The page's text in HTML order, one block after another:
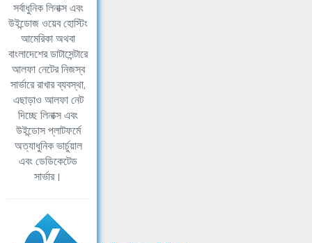
সর্বাধুনিক লিনাক্স এবং
উইন্ডোজ ওয়েব হোস্টিং
আমেরিকা অথবা
বাংলাদেশের ডাটাসেন্টারে
আলফা নেটের নিজস্ব
সার্ভারে রাখার ব্যবস্থা,
এছাড়াও আলফা নেট
দিচ্ছে লিনাক্স এবং
উইন্ডোস প্লাটফর্মে
অত্যাধুনিক ভার্চুয়াল
এবং ডেডিকেটেড
সার্ভার।